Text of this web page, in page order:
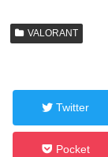
VALORANT
Twitter
Pocket